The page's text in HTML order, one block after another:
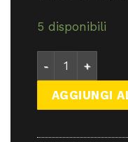
era:
19,90
5 disponibili
SkiTrab
AGGIUNGI